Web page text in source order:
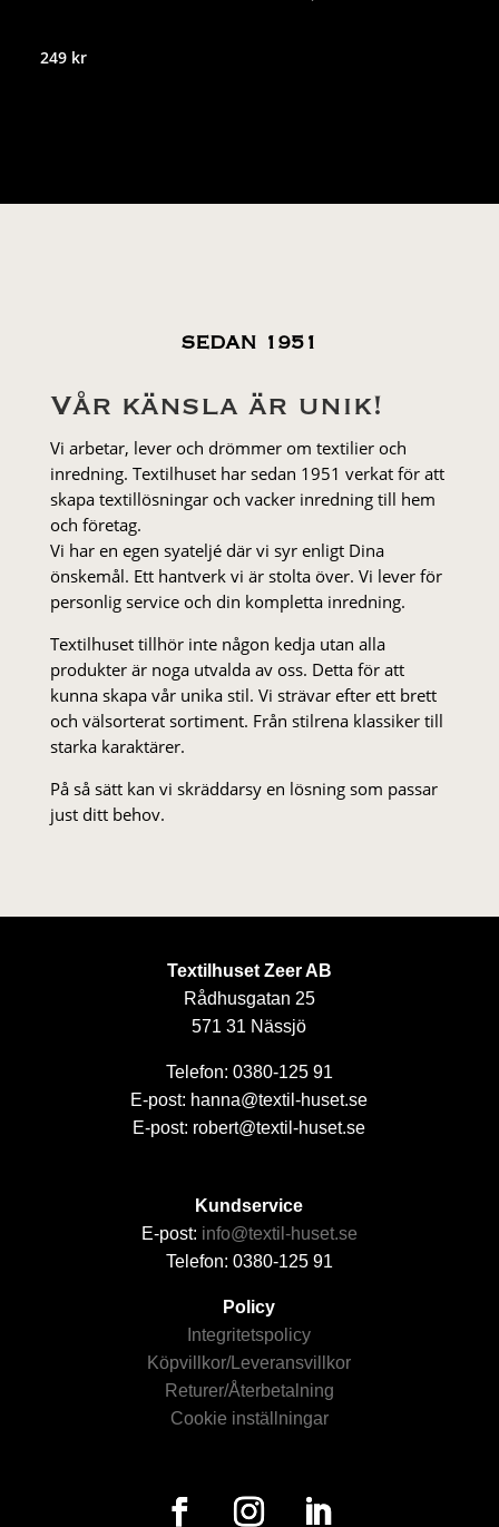
249 kr
SEDAN 1951
Vår känsla är unik!
Vi arbetar, lever och drömmer om textilier och
inredning. Textilhuset har sedan 1951 verkat för att
skapa textillösningar och vacker inredning till hem
och företag.
Vi har en egen syateljé där vi syr enligt Dina
önskemål. Ett hantverk vi är stolta över. Vi lever för
personlig service och din kompletta inredning.
Textilhuset tillhör inte någon kedja utan alla
produkter är noga utvalda av oss. Detta för att
kunna skapa vår unika stil. Vi strä­var efter ett brett
och välsorterat sor­ti­ment. Från stil­rena klas­siker till
starka karaktärer.
På så sätt kan vi skräddarsy en lösning som passar
just ditt behov.
Textilhuset Zeer AB
Rådhusgatan 25
571 31 Nässjö
Telefon: 0380-125 91
E-post: hanna@textil-huset.se
E-post: robert@textil-huset.se
Kundservice
E-post: info@textil-huset.se
Telefon: 0380-125 91
Policy
Integritetspolicy
Köpvillkor/Leveransvillkor
Returer/Återbetalning
Cookie inställningar